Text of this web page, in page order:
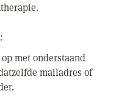
met onderstaand
mailadres of